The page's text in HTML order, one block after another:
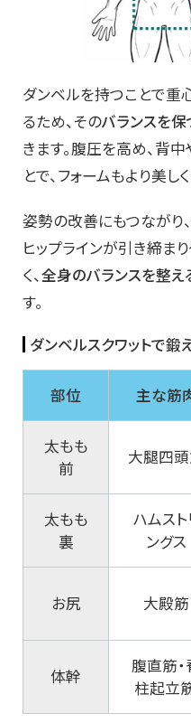
ダンベルを持つことで
るため、そのバランスを
きます。腹圧を高め、背
とで、フォームもより美し
姿勢の改善にもつながり
ヒップラインが引き締ま
く、全身のバランスを整え
す。
ダンベルスクワットで鍛
部位 主な筋
太もも
前
大腿四
太もも
裏
ハムスト
ングス
お尻 大殿筋
体幹
腹直筋・
柱起立